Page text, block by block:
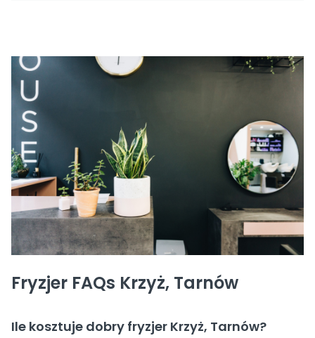
Fryzjer FAQs Krzyż, Tarnów
Ile kosztuje dobry fryzjer Krzyż, Tarnów?